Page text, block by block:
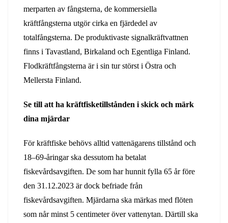
merparten av fångsterna, de kommersiella
kräftfångsterna utgör cirka en fjärdedel av
totalfångsterna. De produktivaste signalkräftvattnen
finns i Tavastland, Birkaland och Egentliga Finland.
Flodkräftfångsterna är i sin tur störst i Östra och
Mellersta Finland.
Se till att ha kräftfisketillstånden i skick och märk
dina mjärdar
För kräftfiske behövs alltid vattenägarens tillstånd och
18–69-åringar ska dessutom ha betalat
fiskevårdsavgiften. De som har hunnit fylla 65 år före
den 31.12.2023 är dock befriade från
fiskevårdsavgiften. Mjärdarna ska märkas med flöten
som når minst 5 centimeter över vattenytan. Därtill ska